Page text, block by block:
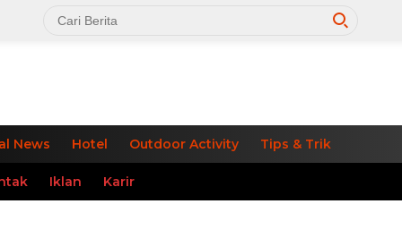
News Hotel Outdoor Activity Tips & Trik
Iklan Karir